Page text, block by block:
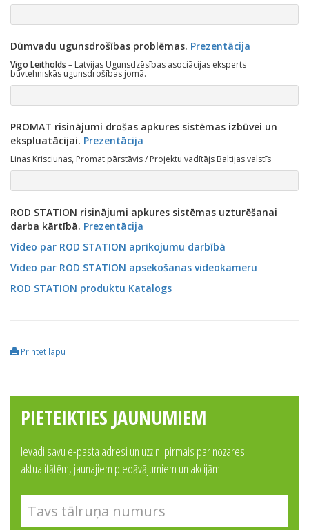
Dūmvadu ugunsdrošības problēmas. Prezentācija
Vigo Leitholds – Latvijas Ugunsdzēsības asociācijas eksperts
būvtehniskās ugunsdrošības jomā.
PROMAT risinājumi drošas apkures sistēmas izbūvei un
ekspluatācijai. Prezentācija
Linas Krisciunas, Promat pārstāvis / Projektu vadītājs Baltijas valstīs
ROD STATION risinājumi apkures sistēmas uzturēšanai
darba kārtībā. Prezentācija
Video par ROD STATION aprīkojumu darbībā
Video par ROD STATION apsekošanas videokameru
ROD STATION produktu Katalogs
Printēt lapu
PIETEIKTIES JAUNUMIEM
Ievadi savu e-pasta adresi un uzzini pirmais par nozares
aktualitātēm, jaunajiem piedāvājumiem un akcijām!